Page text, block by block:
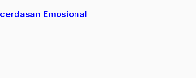
Emosional